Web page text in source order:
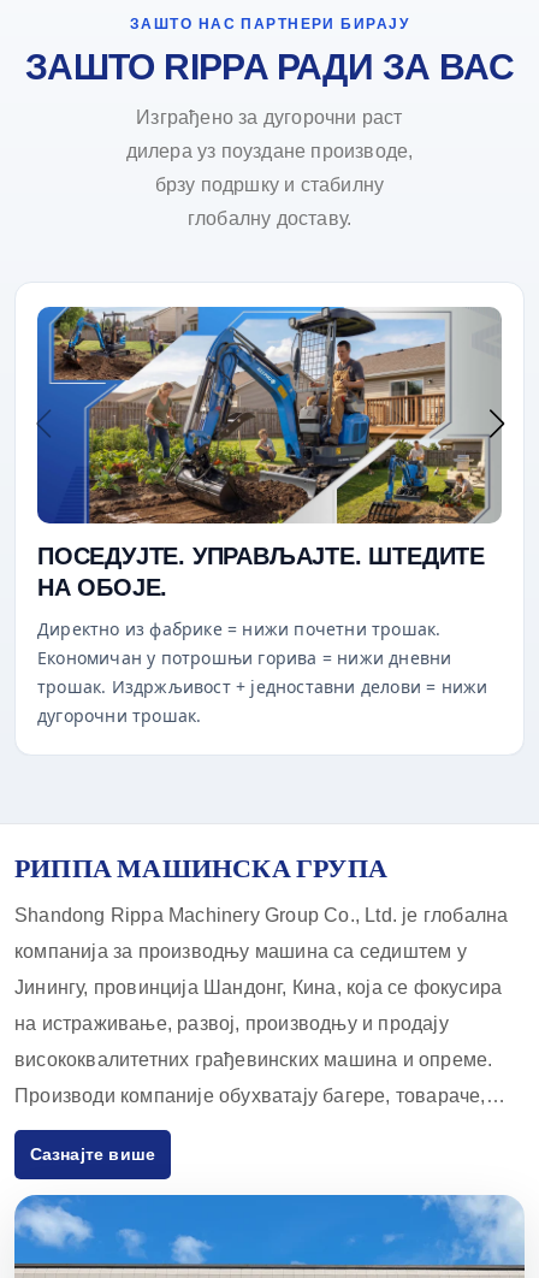
ЗАШТО НАС ПАРТНЕРИ БИРАЈУ
ЗАШТО RIPPA РАДИ ЗА ВАС
Изграђено за дугорочни раст
дилера уз поуздане производе,
брзу подршку и стабилну
глобалну доставу.
ПОСЕДУЈТЕ. УПРАВЉАЈТЕ. ШТЕДИТЕ
НА ОБОЈЕ.
Директно из фабрике = нижи почетни трошак.
Економичан у потрошњи горива = нижи дневни
трошак. Издржљивост + једноставни делови = нижи
дугорочни трошак.
РИППА МАШИНСКА ГРУПА
Shandong Rippa Machinery Group Co., Ltd. је глобална
компанија за производњу машина са седиштем у
Јинингу, провинција Шандонг, Кина, која се фокусира
на истраживање, развој, производњу и продају
висококвалитетних грађевинских машина и опреме.
Производи компаније обухватају багере, товараче,
виљушкаре, скид-лодера и прибор за њих, који се
широко користе у пољопривреди, грађевинарству,
рударству и другим индустријама. Са иновативним
капацитетима за истраживање и развој и строгим
Сазнајте више